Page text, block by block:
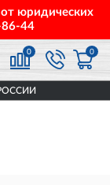
юридических
44
0 0